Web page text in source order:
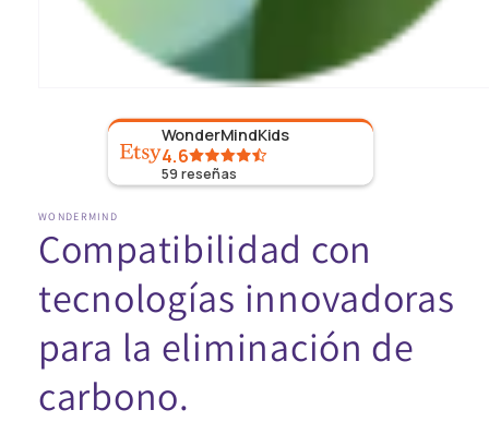
WonderMindKids
4.6
59 reseñas
WONDERMIND
Compatibilidad con
tecnologías innovadoras
para la eliminación de
carbono.